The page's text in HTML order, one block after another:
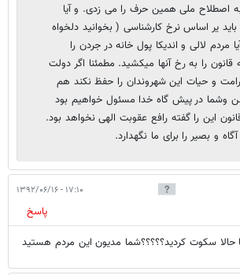
اصطلاح ملی همین حرف را می زدی. و آیا
باید یر اساس نرخ کارشناسی ( بخوانید دلخواه
مردم لالی و اندیکا پول خانه در جردن را
قانون را به رخ آنها میکشید. مطمئنا اگر دولت
و حیات این شهروندان را حفظ نکند هم
وشما در پیش گاه خدا مسئول خواهیم بود
این را گفته رافع عقوبت الهی نخواهد بود.
و بصیر را برای ما نگهدارد.
۱۷:۱۰ - ۱۳۹۲/۰۶/۱۶
پاسخ
حالا سكوت كرديد؟؟؟؟؟شما مديون اين مردم هستيد